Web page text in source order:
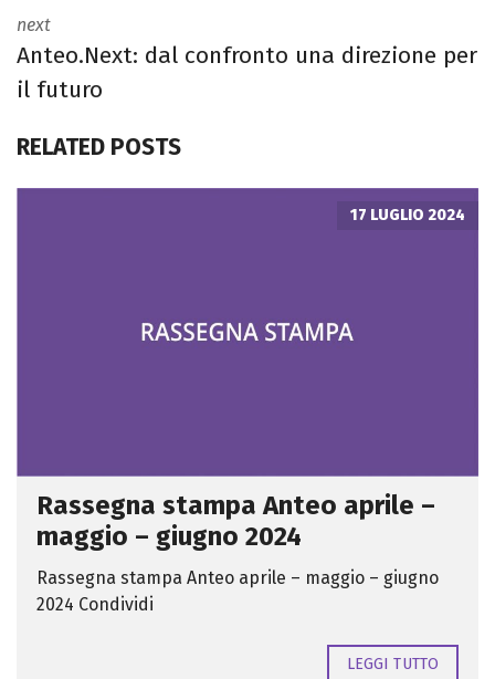
next
Anteo.Next: dal confronto una direzione per
il futuro
RELATED POSTS
17 LUGLIO 2024
Rassegna stampa Anteo aprile –
maggio – giugno 2024
Rassegna stampa Anteo aprile – maggio – giugno
2024 Condividi
LEGGI TUTTO